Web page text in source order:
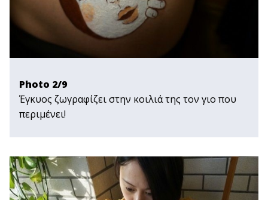
Photo 2/9
Έγκυος ζωγραφίζει στην κοιλιά της τον γιο που
περιμένει!